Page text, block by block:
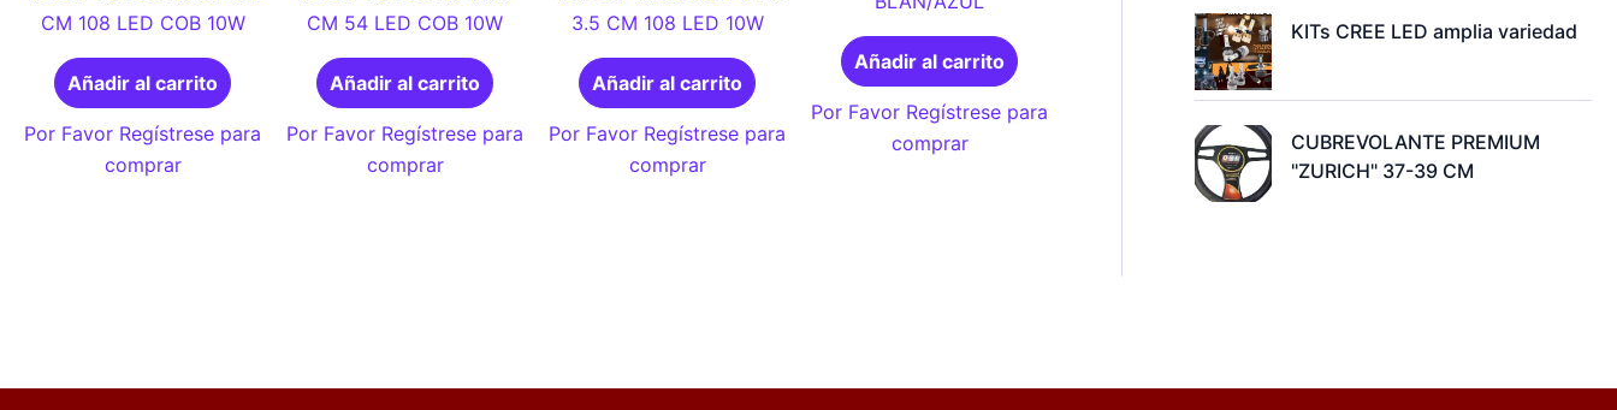
CM 108 LED COB 10W
Añadir al carrito
Por Favor Regístrese para
comprar
CM 54 LED COB 10W
Añadir al carrito
Por Favor Regístrese para
comprar
3.5 CM 108 LED 10W
Añadir al carrito
Por Favor Regístrese para
comprar
Añadir al carrito
Por Favor Regístrese para
comprar
KITs CREE LED amplia variedad
CUBREVOLANTE PREMIUM
"ZURICH" 37-39 CM